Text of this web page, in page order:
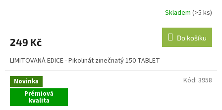
Skladem (>5 ks)
249 Kč Do košíku
LIMITOVANÁ EDICE - Pikolinát zinečnatý 150 TABLET
Novinka
Prémiová
kvalita
Kód: 3958